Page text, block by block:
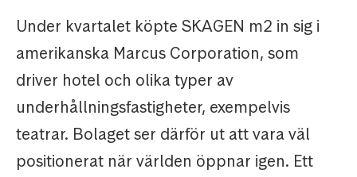
Under kvartalet köpte SKAGEN m2 in sig i
amerikanska Marcus Corporation, som
driver hotel och olika typer av
underhållningsfastigheter, exempelvis
teatrar. Bolaget ser därför ut att vara väl
positionerat när världen öppnar igen. Ett